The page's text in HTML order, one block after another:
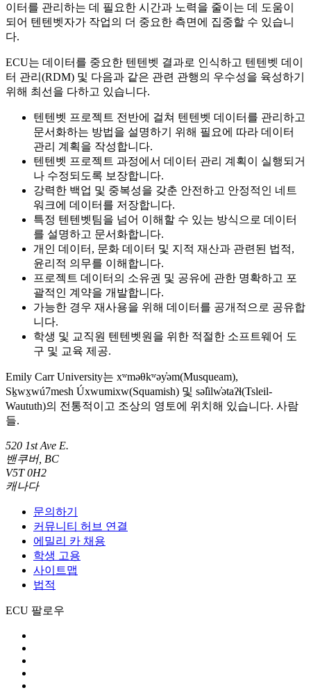
이터를 관리하는 데 필요한 시간과 노력을 줄이는 데 도움이
되어 텐텐벳자가 작업의 더 중요한 측면에 집중할 수 있습니
다.
ECU는 데이터를 중요한 텐텐벳 결과로 인식하고 텐텐벳 데이
터 관리(RDM) 및 다음과 같은 관련 관행의 우수성을 육성하기
위해 최선을 다하고 있습니다.
텐텐벳 프로젝트 전반에 걸쳐 텐텐벳 데이터를 관리하고
문서화하는 방법을 설명하기 위해 필요에 따라 데이터
관리 계획을 작성합니다.
텐텐벳 프로젝트 과정에서 데이터 관리 계획이 실행되거
나 수정되도록 보장합니다.
강력한 백업 및 중복성을 갖춘 안전하고 안정적인 네트
워크에 데이터를 저장합니다.
특정 텐텐벳팀을 넘어 이해할 수 있는 방식으로 데이터
를 설명하고 문서화합니다.
개인 데이터, 문화 데이터 및 지적 재산과 관련된 법적,
윤리적 의무를 이해합니다.
프로젝트 데이터의 소유권 및 공유에 관한 명확하고 포
괄적인 계약을 개발합니다.
가능한 경우 재사용을 위해 데이터를 공개적으로 공유합
니다.
학생 및 교직원 텐텐벳원을 위한 적절한 소프트웨어 도
구 및 교육 제공.
Emily Carr University는 xʷməθkʷəy̓əm(Musqueam),
Sḵwx̱wú7mesh Úxwumixw(Squamish) 및 səl̓ilw̓ətaʔɬ(Tsleil-
Waututh)의 전통적이고 조상의 영토에 위치해 있습니다. 사람
들.
520 1st Ave E.
밴쿠버, BC
V5T 0H2
캐나다
문의하기
커뮤니티 허브 연결
에밀리 카 채용
학생 고용
사이트맵
법적
ECU 팔로우